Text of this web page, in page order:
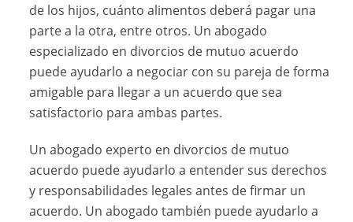
de los hijos, cuánto alimentos deberá pagar una
parte a la otra, entre otros. Un abogado
especializado en divorcios de mutuo acuerdo
puede ayudarlo a negociar con su pareja de forma
amigable para llegar a un acuerdo que sea
satisfactorio para ambas partes.
Un abogado experto en divorcios de mutuo
acuerdo puede ayudarlo a entender sus derechos
y responsabilidades legales antes de firmar un
acuerdo. Un abogado también puede ayudarlo a